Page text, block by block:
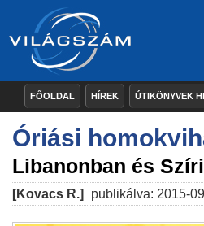
FŐOLDAL HÍREK ÚTIKÖNYVEK
Óriási
Libanonban és
[Kovacs R.] publikálva: 2015-